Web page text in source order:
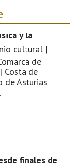
y la
cultural |
de
Costa de
de Asturias
finales de